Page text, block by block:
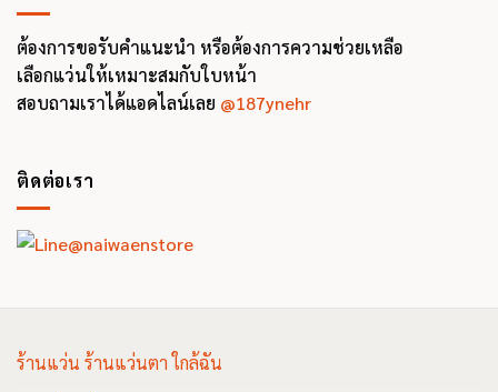
ต้องการขอรับคำแนะนำ หรือต้องการความช่วยเหลือ
เลือกแว่นให้เหมาะสมกับใบหน้า
สอบถามเราได้แอดไลน์เลย @187ynehr
ติดต่อเรา
ร้านแว่น ร้านแว่นตา ใกล้ฉัน